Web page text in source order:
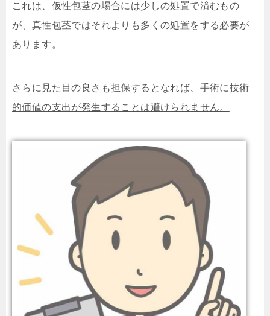
これは、仮性包茎の場合には少しの処置で済むもの
が、真性包茎ではそれよりも多くの処置をする必要が
あります。
さらに見た目の良さも担保するとなれば、 手術に技術
的価値の支出が発生することは避けられません。